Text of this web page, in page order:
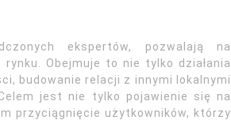
ekspertów, pozwalają na
Obejmuje to nie tylko działania
budowanie relacji z innymi lokalnymi
jest nie tylko pojawienie się na
przyciągnięcie użytkowników, którzy